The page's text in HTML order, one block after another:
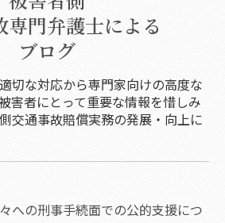
専門弁護士による
ブログ
切な対応から専門家向けの高度な
害者にとって重要な情報を惜しみ
交通事故賠償実務の発展・向上に
への刑事手続面での公的支援につ